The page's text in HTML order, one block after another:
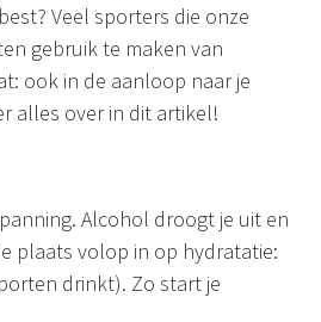
Veel sporters die onze
gebruik te maken van
ook in de aanloop naar je
alles over in dit artikel!
Alcohol droogt je uit en
plaats volop in op hydratatie:
drinkt). Zo start je